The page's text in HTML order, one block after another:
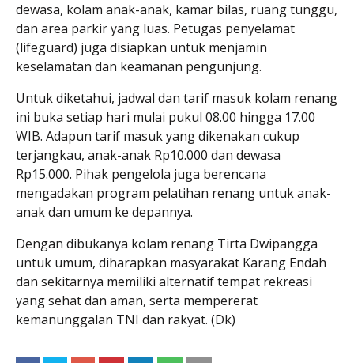
dewasa, kolam anak-anak, kamar bilas, ruang tunggu,
dan area parkir yang luas. Petugas penyelamat
(lifeguard) juga disiapkan untuk menjamin
keselamatan dan keamanan pengunjung.
Untuk diketahui, jadwal dan tarif masuk kolam renang
ini buka setiap hari mulai pukul 08.00 hingga 17.00
WIB. Adapun tarif masuk yang dikenakan cukup
terjangkau, anak-anak Rp10.000 dan dewasa
Rp15.000. Pihak pengelola juga berencana
mengadakan program pelatihan renang untuk anak-
anak dan umum ke depannya.
Dengan dibukanya kolam renang Tirta Dwipangga
untuk umum, diharapkan masyarakat Karang Endah
dan sekitarnya memiliki alternatif tempat rekreasi
yang sehat dan aman, serta mempererat
kemanunggalan TNI dan rakyat. (Dk)